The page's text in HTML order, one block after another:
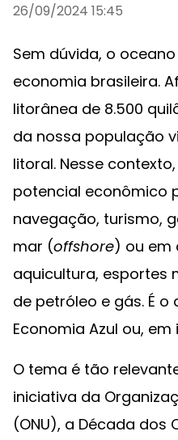
26/09/2024 15:45
Sem dúvida, o
economia brasileira.
litorânea de 8.500
da nossa população
litoral. Nesse
potencial econômico
navegação, turismo,
mar (offshore) ou em
aquicultura, esportes
de petróleo e gás. É
Economia Azul ou, em
O tema é tão
iniciativa da
(ONU), a Década dos